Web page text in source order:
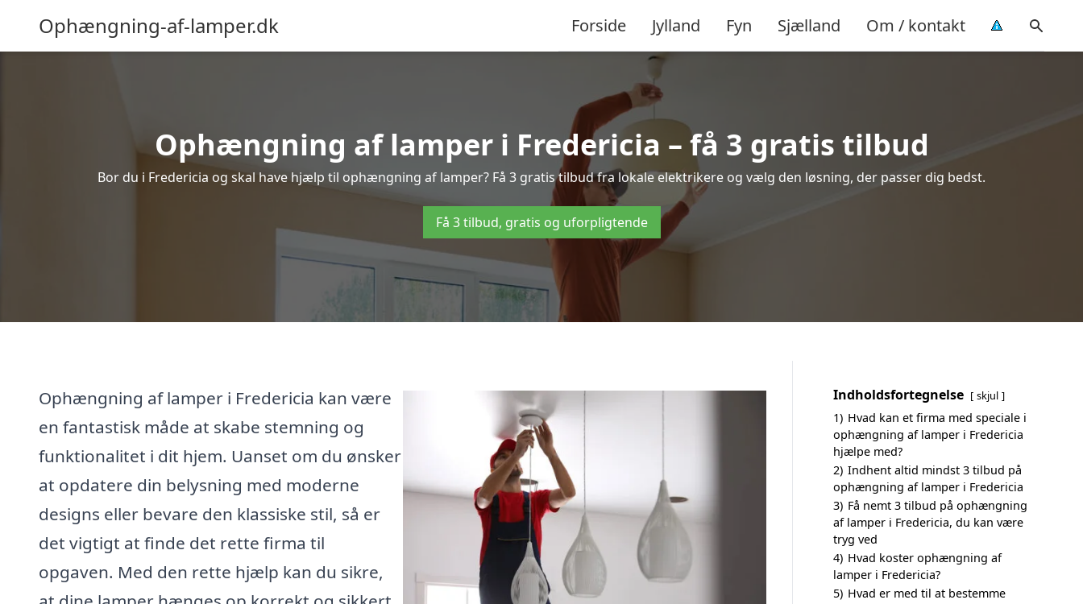
Ophængning-af-lamper.dk Forside Jylland Fyn Sjælland Om / kontakt
Ophængning af lamper i Fredericia – få 3 gratis tilbud
Bor du i Fredericia og skal have hjælp til ophængning af lamper? Få 3 gratis tilbud fra lokale elektrikere og vælg den løsning, der passer dig bedst.
Få 3 tilbud, gratis og uforpligtende
Ophængning af lamper i Fredericia kan være
en fantastisk måde at skabe stemning og
funktionalitet i dit hjem. Uanset om du ønsker
at opdatere din belysning med moderne
designs eller bevare den klassiske stil, så er
det vigtigt at finde det rette firma til
opgaven. Med den rette hjælp kan du sikre,
Indholdsfortegnelse skjul
1) Hvad kan et firma med speciale i
ophængning af lamper i Fredericia
hjælpe med?
2) Indhent altid mindst 3 tilbud på
ophængning af lamper i Fredericia
3) Få nemt 3 tilbud på ophængning
af lamper i Fredericia, du kan være
tryg ved
4) Hvad koster ophængning af
lamper i Fredericia?
5) Hvad er med til at bestemme